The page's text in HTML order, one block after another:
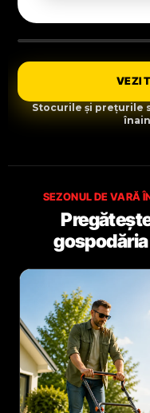
VEZI
Stocurile și prețurile
SEZONUL DE VARĂ